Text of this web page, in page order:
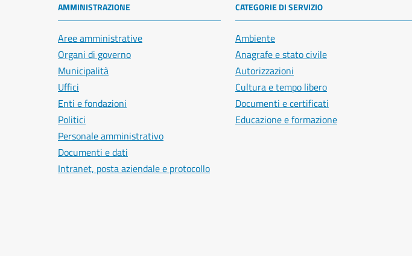
AMMINISTRAZIONE
Aree amministrative
Organi di governo
Municipalità
Uffici
Enti e fondazioni
Politici
Personale amministrativo
Documenti e dati
Intranet, posta aziendale e protocollo
CATEGORIE DI SERVIZIO
Ambiente
Anagrafe e stato civile
Autorizzazioni
Cultura e tempo libero
Documenti e certificati
Educazione e formazione